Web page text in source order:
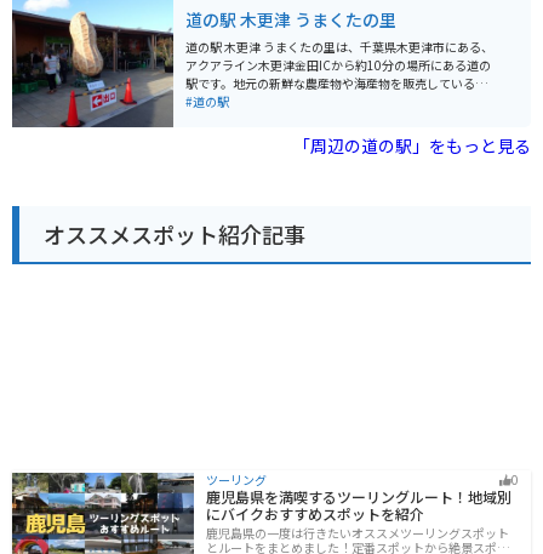
道の駅には、地元の新鮮な農産物が販売されているほ
か、レストランでは君津産の食材を使った料理を楽しむ
ことができます。名物は、竹炭を使った真っ黒なソフト
クリーム「竹炭ソフト」です。 また、併設されている
「君津ふるさと物産館」では、君津市や周辺地域の特産
道の駅 木更津 うまくたの里
道の駅 木更津 うまくたの里は、千葉県木更津市にある、
アクアライン木更津金田ICから約10分の場所にある道の
駅です。地元の新鮮な農産物や海産物を販売している直
売所や、木更津名物のあさりを使った料理が楽しめるレ
駐車場があるので安心です。アクアラインを通って東京
方面から来る場合は、海ほたるPAで休憩してから向かう
あさりや海苔などの海産物が有名です。道の駅 うまくた
の里でも、新鮮な魚介類を購入することができます。ま
た、お土産には、木更津産の海苔を使ったお菓子や、あ
#道の駅
「周辺の道の駅」をもっと見る
オススメスポット紹介記事
ツーリング 0
鹿児島県を満喫するツーリングルート！地域別
にバイクおすすめスポットを紹介
鹿児島県の一度は行きたいオススメツーリングスポット
とルートをまとめました！定番スポットから絶景スポッ